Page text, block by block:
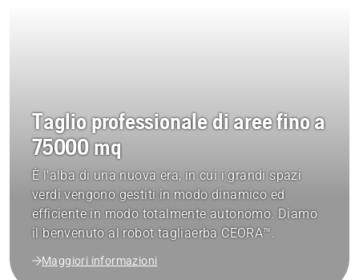
Taglio professionale di aree fino a
75000 mq
È l'alba di una nuova era, in cui i grandi spazi
verdi vengono gestiti in modo dinamico ed
efficiente in modo totalmente autonomo. Diamo
il benvenuto al robot tagliaerba CEORA™.
Maggiori informazioni